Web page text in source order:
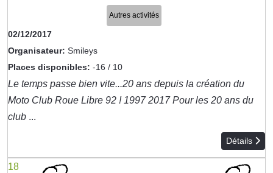
Autres activités
02/12/2017
Organisateur: Smileys
Places disponibles: -16 / 10
Le temps passe bien vite...20 ans depuis la création du
Moto Club Roue Libre 92 ! 1997 2017 Pour les 20 ans du
club ...
Détails
18